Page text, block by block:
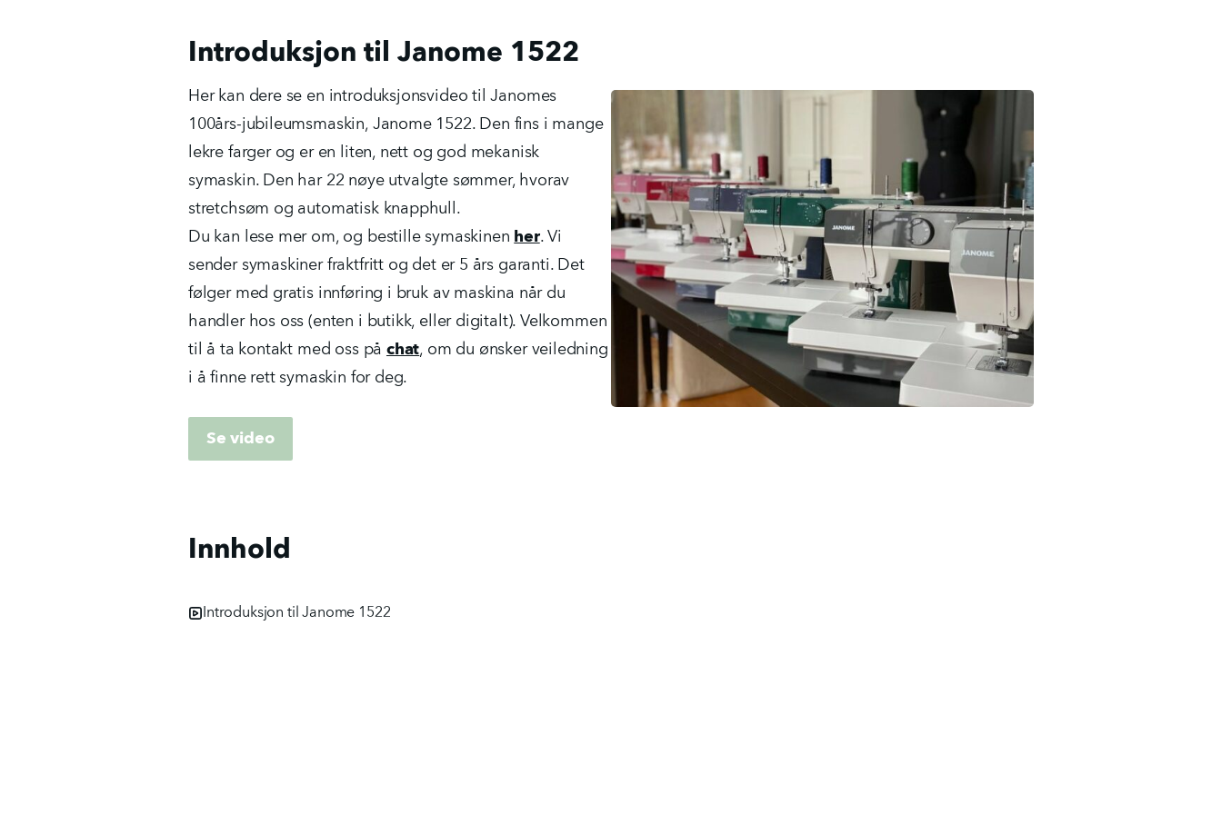
Introduksjon til Janome 1522
Her kan dere se en introduksjonsvideo til Janomes
100års-jubileumsmaskin, Janome 1522. Den fins i mange
lekre farger og er en liten, nett og god mekanisk
symaskin. Den har 22 nøye utvalgte sømmer, hvorav
stretchsøm og automatisk knapphull.
Du kan lese mer om, og bestille symaskinen her. Vi
sender symaskiner fraktfritt og det er 5 års garanti. Det
følger med gratis innføring i bruk av maskina når du
handler hos oss (enten i butikk, eller digitalt). Velkommen
til å ta kontakt med oss på chat, om du ønsker veiledning
i å finne rett symaskin for deg.
Se video
Innhold
Introduksjon til Janome 1522